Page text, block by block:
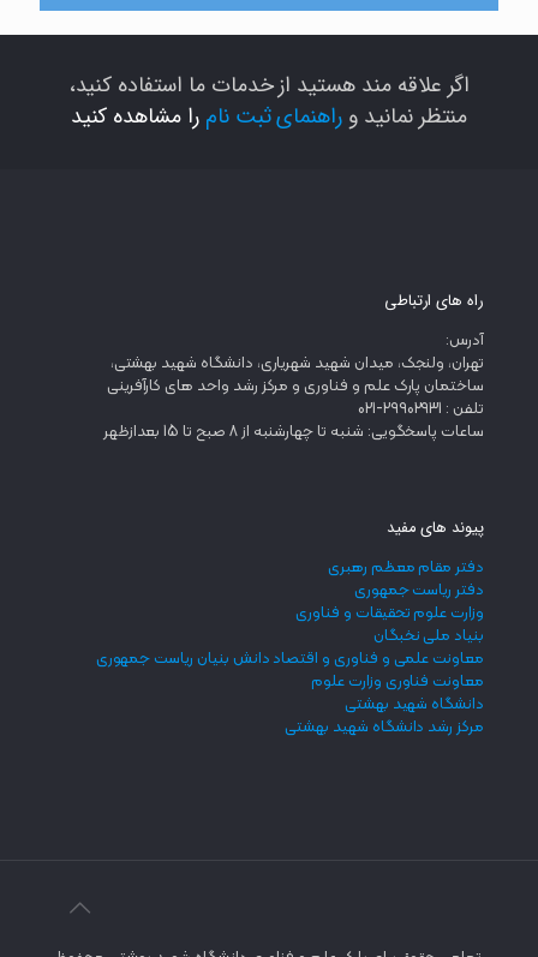
اگر علاقه مند هستید از خدمات ما استفاده کنید،
منتظر نمانید و راهنمای ثبت نام را مشاهده کنید
راه های ارتباطی
آدرس:
تهران، ولنجک، میدان شهید شهریاری، دانشگاه شهید بهشتی،
ساختمان پارک علم و فناوری و مرکز رشد واحد های کارآفرینی
تلفن : 29902931-021
ساعات پاسخگویی: شنبه تا چهارشنبه از 8 صبح تا 15 بعدازظهر
پیوند های مفید
دفتر مقام معظم رهبری
دفتر ریاست جمهوری
وزارت علوم تحقیقات و فناوری
بنیاد ملی نخبگان
معاونت علمی و فناوری و اقتصاد دانش بنیان ریاست جمهوری
معاونت فناوری وزارت علوم
دانشگاه شهید بهشتی
مرکز رشد دانشگاه شهید بهشتی